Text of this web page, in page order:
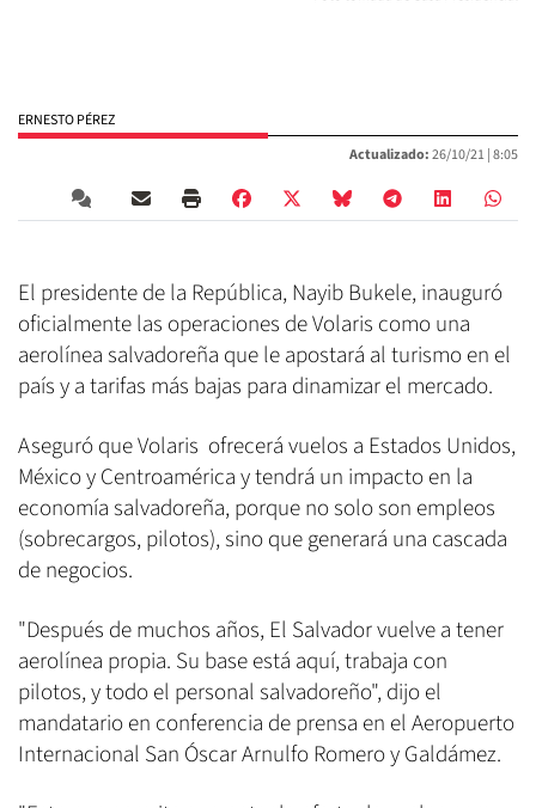
ERNESTO PÉREZ
Actualizado:26/10/21 |8:05
El presidente de la República, Nayib Bukele, inauguró
oficialmente las operaciones de Volaris como una
aerolínea salvadoreña que le apostará al turismo en el
país y a tarifas más bajas para dinamizar el mercado.
Aseguró que Volaris ofrecerá vuelos a Estados Unidos,
México y Centroamérica y tendrá un impacto en la
economía salvadoreña, porque no solo son empleos
(sobrecargos, pilotos), sino que generará una cascada
de negocios.
"Después de muchos años, El Salvador vuelve a tener
aerolínea propia. Su base está aquí, trabaja con
pilotos, y todo el personal salvadoreño", dijo el
mandatario en conferencia de prensa en el Aeropuerto
Internacional San Óscar Arnulfo Romero y Galdámez.